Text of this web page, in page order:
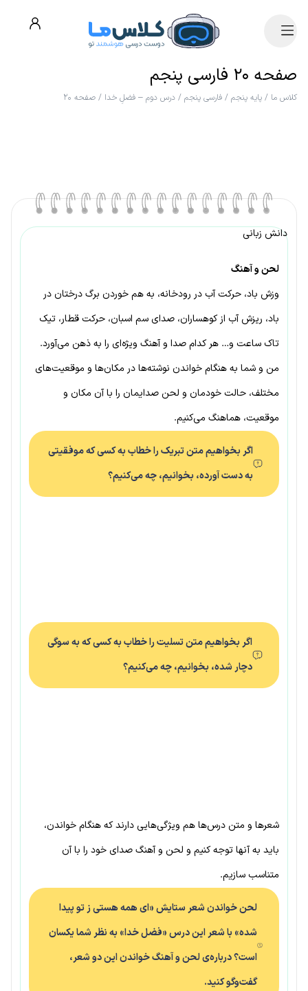
صفحه ۲۰ فارسی پنجم
کلاس ما / پایه پنجم / فارسی پنجم / درس دوم – فضلِ خدا / صفحه ۲۰
دانش زبانی
لحن و آهنگ
وزش باد، حرکت آب در رودخانه، به هم خوردن برگ درختان در
باد، ریزش آب از کوهساران، صدای سم اسبان، حرکت قطار، تیک
تاک ساعت و… هر کدام صدا و آهنگ ویژه‌ای را به ذهن می‌آورد.
من و شما به هنگام خواندن نوشته‌ها در مکان‌ها و موقعیت‌های
مختلف، حالت خودمان و لحن صدایمان را با آن مکان و
موقعیت، هماهنگ می‌کنیم.
اگر بخواهیم متن تبریک را خطاب به کسی که موفقیتی
به دست آورده، بخوانیم، چه می‌کنیم؟
اگر بخواهیم متن تسلیت را خطاب به کسی که به سوگی
دچار شده، بخوانیم، چه می‌کنیم؟
شعرها و متن درس‌ها هم ویژگی‌هایی دارند که هنگام خواندن،
باید به آنها توجه کنیم و لحن و آهنگ صدای خود را با آن
متناسب سازیم.
لحن خواندن شعر ستایش «ای همه هستی ز تو پیدا
شده» با شعر این درس «فضل خدا» به نظر شما یکسان
است؟ درباره‌ی لحن و آهنگ خواندن این دو شعر،
گفت‌وگو کنید.